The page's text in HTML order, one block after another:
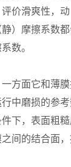
价滑爽性，
）摩擦系数
数。
方面它和薄
中磨损的参
下，表面粗
间的结合面